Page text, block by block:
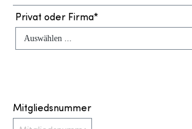
Privat oder Firma*
Mitgliedsnummer